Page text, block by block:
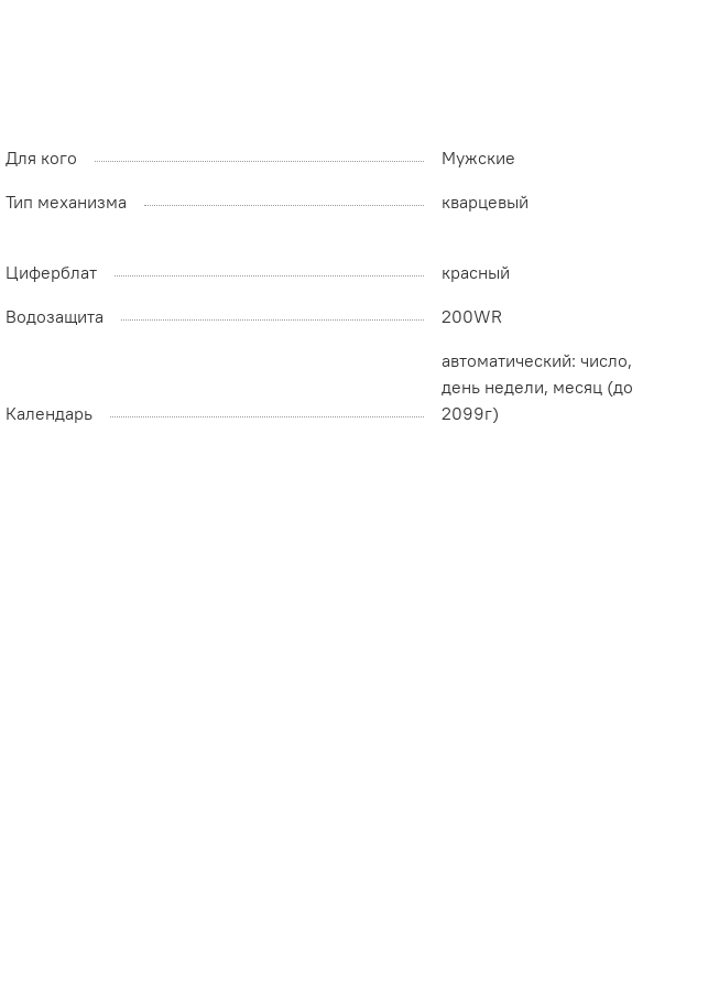
Для кого
Мужские
Тип механизма кварцевый
Циферблат
красный
Водозащита 200WR
Календарь
автоматический: число,
день недели, месяц (до
2099г)